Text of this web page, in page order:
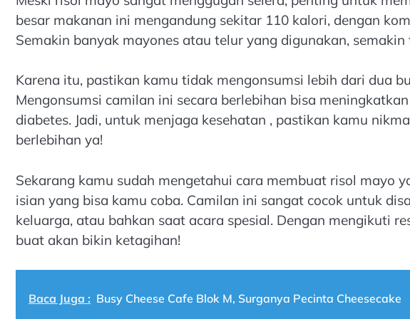
besar makanan ini mengandung sekitar 110 kalori, dengan
Semakin banyak mayones atau telur yang digunakan,
Karena itu, pastikan kamu tidak mengonsumsi lebih dari dua
Mengonsumsi camilan ini secara berlebihan bisa
diabetes. Jadi, untuk menjaga kesehatan , pastikan kamu
berlebihan ya!
Sekarang kamu sudah mengetahui cara membuat risol mayo
isian yang bisa kamu coba. Camilan ini sangat cocok untuk
keluarga, atau bahkan saat acara spesial. Dengan mengikuti
buat akan bikin ketagihan!
Baca Juga : Busy Cheese Cafe Blok M, Surganya Pecinta Cheesecake